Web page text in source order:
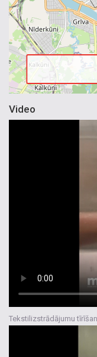
Video
Tekstilizstrādājumu